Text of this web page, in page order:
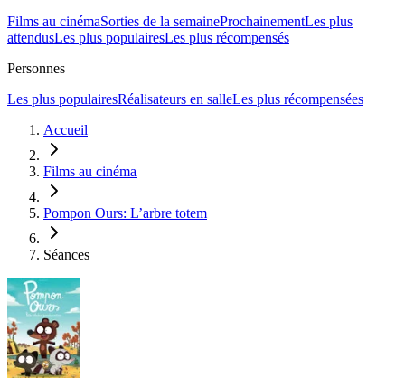
Films au cinémaSorties de la semaineProchainementLes plus
attendusLes plus populairesLes plus récompensés
Personnes
Les plus populairesRéalisateurs en salleLes plus récompensées
Accueil
Films au cinéma
Pompon Ours: L’arbre totem
Séances